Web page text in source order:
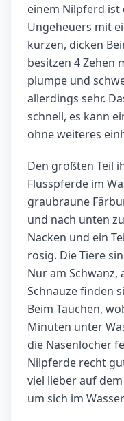
einem Nilpferd
Ungeheuers mit
kurzen, dicken
besitzen 4 Zehen
plumpe und
allerdings sehr.
schnell, es kann
ohne weiteres
Den größten Teil
Flusspferde im
graubraune
und nach unten
Nacken und ein
rosig. Die Tiere
Nur am
Schnauze finden
Beim Tauchen,
Minuten unter
die Nasenlöcher
Nilpferde recht
viel lieber auf
um sich im